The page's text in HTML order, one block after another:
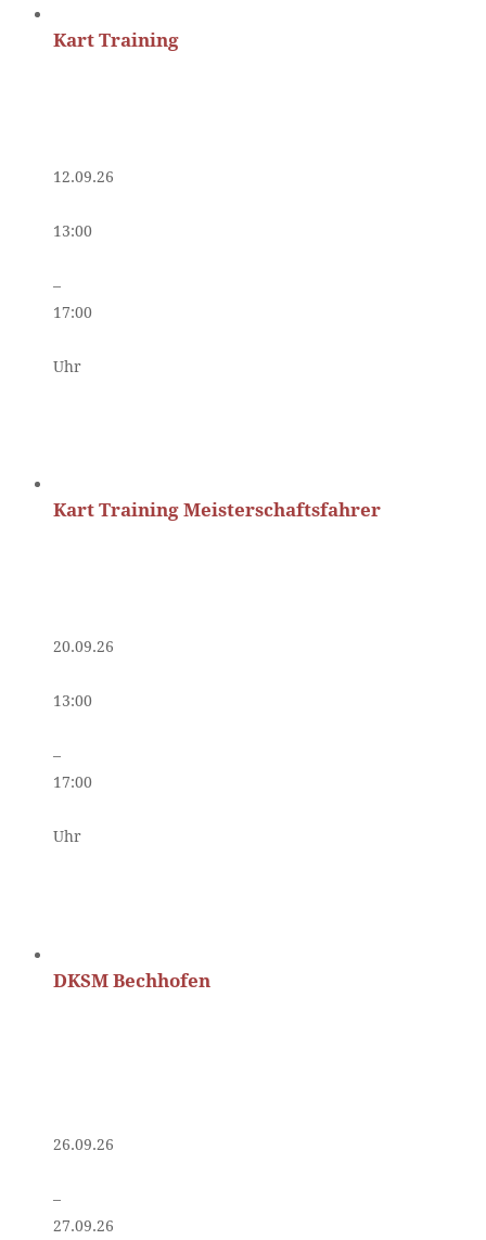
Kart Training
12.09.26
13:00
–
17:00
Uhr
Kart Training Meisterschaftsfahrer
20.09.26
13:00
–
17:00
Uhr
DKSM Bechhofen
26.09.26
–
27.09.26